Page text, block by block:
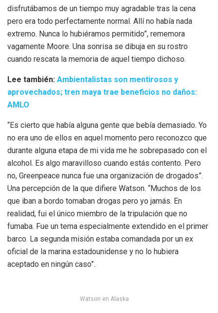
disfrutábamos de un tiempo muy agradable tras la cena
pero era todo perfectamente normal. Allí no había nada
extremo. Nunca lo hubiéramos permitido”, rememora
vagamente Moore. Una sonrisa se dibuja en su rostro
cuando rescata la memoria de aquel tiempo dichoso.
Lee también: Ambientalistas son mentirosos y
aprovechados; tren maya trae beneficios no daños:
AMLO
“Es cierto que había alguna gente que bebía demasiado. Yo
no era uno de ellos en aquel momento pero reconozco que
durante alguna etapa de mi vida me he sobrepasado con el
alcohol. Es algo maravilloso cuando estás contento. Pero
no, Greenpeace nunca fue una organización de drogados”.
Una percepción de la que difiere Watson. “Muchos de los
que iban a bordo tomaban drogas pero yo jamás. En
realidad, fui el único miembro de la tripulación que no
fumaba. Fue un tema especialmente extendido en el primer
barco. La segunda misión estaba comandada por un ex
oficial de la marina estadounidense y no lo hubiera
aceptado en ningún caso”.
Watson en Alaska